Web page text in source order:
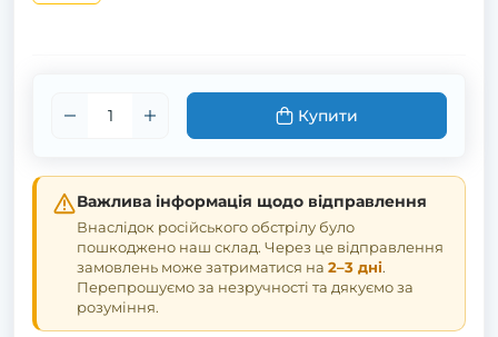
Купити
Важлива інформація щодо відправлення
Внаслідок російського обстрілу було
пошкоджено наш склад. Через це відправлення
замовлень може затриматися на 2–3 дні.
Перепрошуємо за незручності та дякуємо за
розуміння.